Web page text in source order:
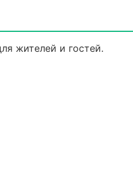
жителей и гостей.